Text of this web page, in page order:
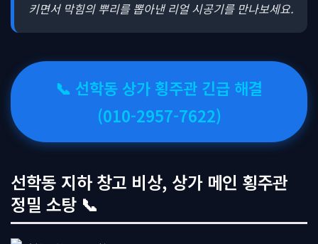
키면서 막힘의 뿌리를 뽑아낸 리얼 시공기를 만나보세요.
📞 선학동 상가 횡주관 긴급 해결
(010-2957-7622)
선학동 지하 창고 비상, 상가 메인 횡주관
정밀 소탕 📞